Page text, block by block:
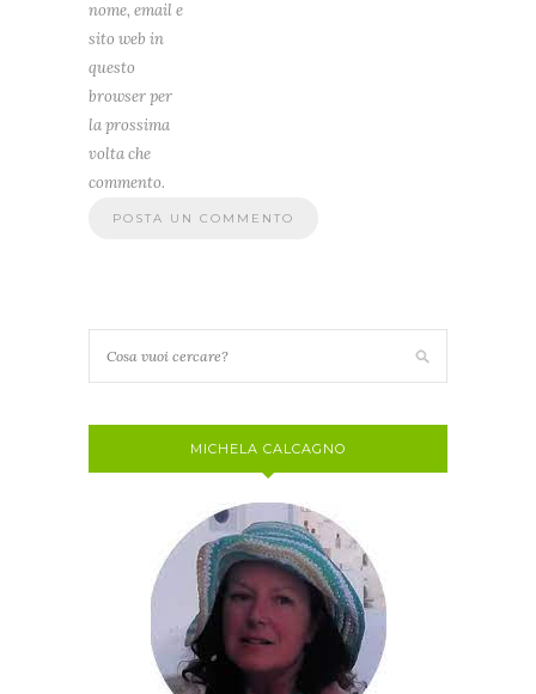
nome, email e
sito web in
questo
browser per
la prossima
volta che
commento.
MICHELA CALCAGNO